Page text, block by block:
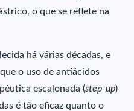
o que se reflete na
há várias décadas, e
o uso de antiácidos
escalonada (step-up)
é tão eficaz quanto o